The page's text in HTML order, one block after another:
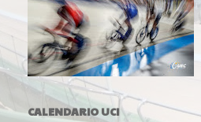
CALENDARIO UCI